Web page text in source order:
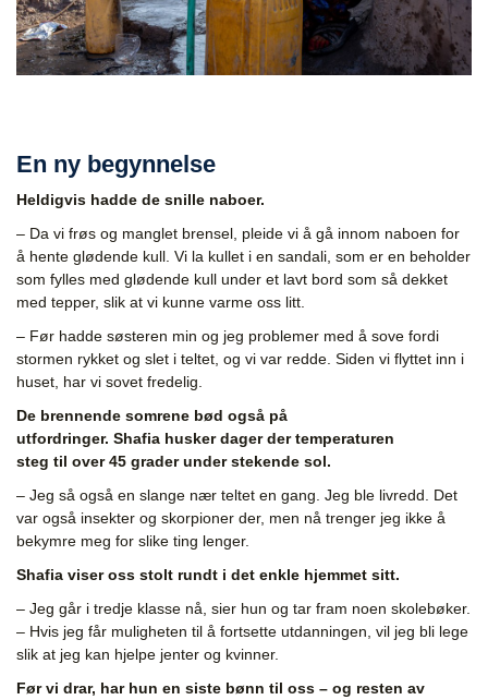
En ny begynnelse
Heldigvis hadde de snille naboer.
– Da vi frøs og manglet brensel, pleide vi å gå innom naboen for
å hente glødende kull. Vi la kullet i en sandali , som er en beholder
som fylles med glødende kull under et lavt bord som så dekket
med tepper, slik at vi kunne varme oss litt.
– Før hadde søsteren min og jeg problemer med å sove fordi
stormen rykket og slet i teltet, og vi var redde. Siden vi flyttet inn i
huset, har vi sovet fredelig.
De brennende somrene bød også på
utfordringer. Shafia husker dager der temperaturen
steg til over 45 grader under stekende sol.
– Jeg så også en slange nær teltet en gang. Jeg ble livredd. Det
var også insekter og skorpioner der, men nå trenger jeg ikke å
bekymre meg for slike ting lenger.
Shafia viser oss stolt rundt i det enkle hjemmet sitt.
– Jeg går i tredje klasse nå, sier hun og tar fram noen skolebøker.
– Hvis jeg får muligheten til å fortsette utdanningen, vil jeg bli lege
slik at jeg kan hjelpe jenter og kvinner.
Før vi drar, har hun en siste bønn til oss – og resten av